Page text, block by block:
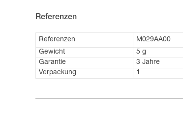
Referenzen
Referenzen
M029AA00
Gewicht
5 g
Garantie
3 Jahre
Verpackung
1